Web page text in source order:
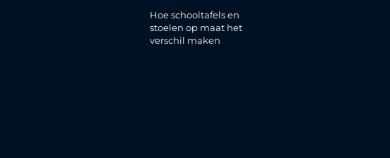
Hoe schooltafels en
stoelen op maat het
verschil maken